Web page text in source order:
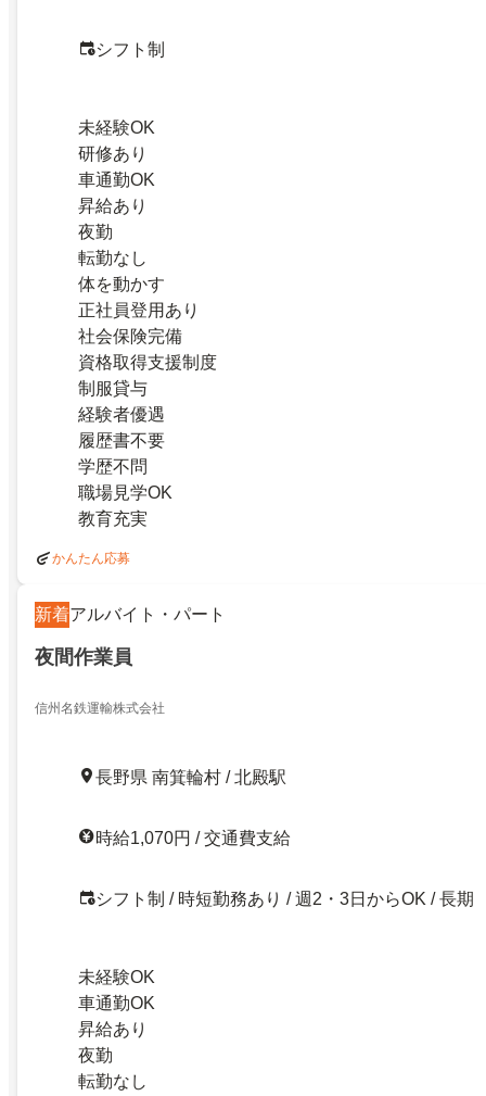
シフト制
未経験OK
研修あり
車通勤OK
昇給あり
夜勤
転勤なし
体を動かす
正社員登用あり
社会保険完備
資格取得支援制度
制服貸与
経験者優遇
履歴書不要
学歴不問
職場見学OK
教育充実
かんたん応募
新着アルバイト・パート
夜間作業員
信州名鉄運輸株式会社
長野県 南箕輪村 / 北殿駅
時給1,070円 / 交通費支給
シフト制 / 時短勤務あり / 週2・3日からOK / 長期
未経験OK
車通勤OK
昇給あり
夜勤
転勤なし